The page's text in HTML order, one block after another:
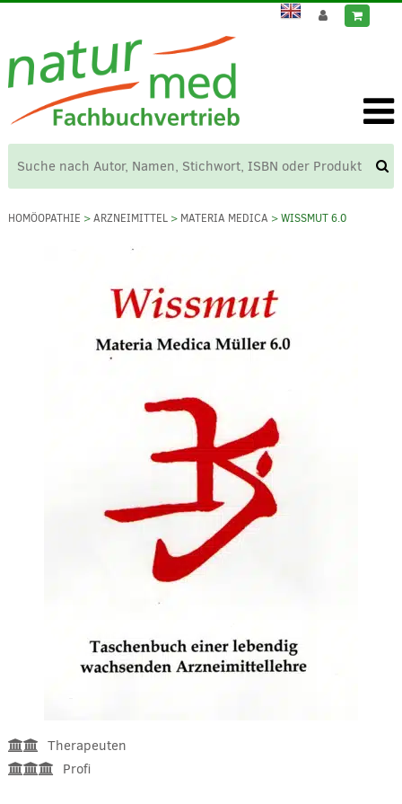
HOMÖOPATHIE >ARZNEIMITTEL> MATERIA MEDICA > WISSMUT 6.0
Therapeuten
Profi